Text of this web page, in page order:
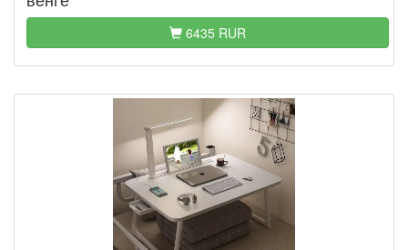
6435 RUR